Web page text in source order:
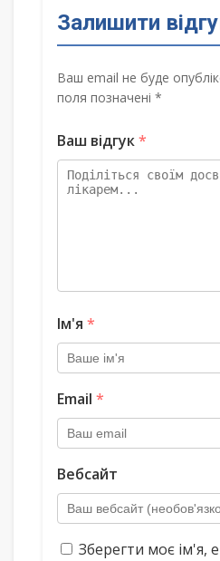
Залишити
Ваш email не буде
поля позначені *
Ваш відгук*
Ім'я *
Email *
Вебсайт
Зберегти моє ім'я,